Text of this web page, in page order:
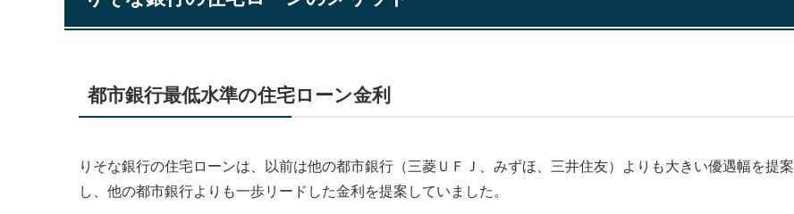
都市銀行最低水準の住宅ローン金利
りそな銀行の住宅ローンは、以前は他の都市銀行（三菱ＵＦＪ、みずほ、三井住友）よりも大きい優遇幅を提案
し、他の都市銀行よりも一歩リードした金利を提案していました。